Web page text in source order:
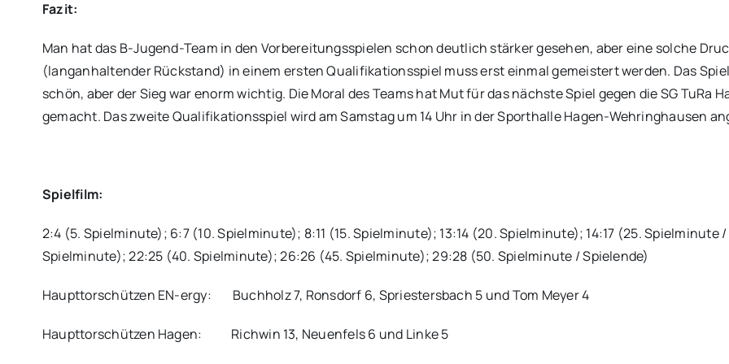
Fazit:
Man hat das B-Jugend-Team in den Vorbereitungsspielen schon deutlich stärker gesehen, aber eine solche
(langanhaltender Rückstand) in einem ersten Qualifikationsspiel muss erst einmal gemeistert werden. Das
schön, aber der Sieg war enorm wichtig. Die Moral des Teams hat Mut für das nächste Spiel gegen die SG TuRa
gemacht. Das zweite Qualifikationsspiel wird am Samstag um 14 Uhr in der Sporthalle Hagen-Wehringhausen
Spielfilm:
2:4 (5. Spielminute); 6:7 (10. Spielminute); 8:11 (15. Spielminute); 13:14 (20. Spielminute); 14:17 (25. Spielminute
Spielminute); 22:25 (40. Spielminute); 26:26 (45. Spielminute); 29:28 (50. Spielminute / Spielende)
Haupttorschützen EN-ergy: Buchholz 7, Ronsdorf 6, Spriestersbach 5 und Tom Meyer 4
Haupttorschützen Hagen: Richwin 13, Neuenfels 6 und Linke 5